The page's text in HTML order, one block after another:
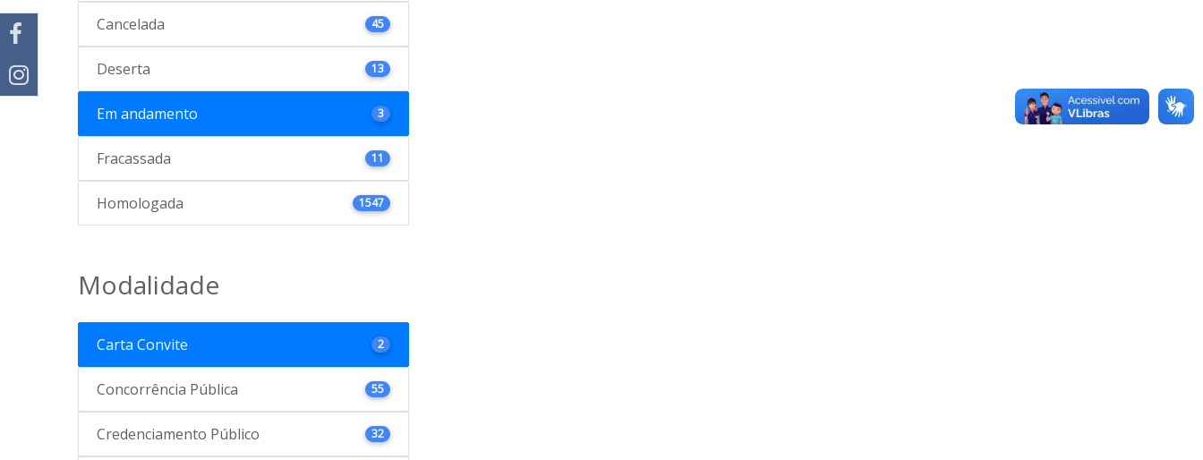
Cancelada 45
Deserta 13
Em andamento 3
Fracassada 11
Homologada 1547
Modalidade
Carta Convite 2
Concorrência Pública 55
Credenciamento Público 32